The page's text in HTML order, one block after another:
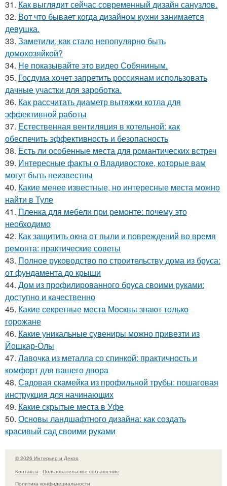
31. Как выглядит сейчас современный дизайн санузлов.
32. Вот что бывает когда дизайном кухни занимается
девушка.
33. Заметили, как стало непопулярно быть
домохозяйкой?
34. Не показывайте это видео Собяниным.
35. Госдума хочет запретить россиянам использовать
дачные участки для зароботка.
36. Как рассчитать диаметр вытяжки котла для
эффективной работы
37. Естественная вентиляция в котельной: как
обеспечить эффективность и безопасность
38. Есть ли особенные места для романтических встреч
39. Интересные факты о Владивостоке, которые вам
могут быть неизвестны
40. Какие менее известные, но интересные места можно
найти в Туле
41. Пленка для мебели при ремонте: почему это
необходимо
42. Как защитить окна от пыли и повреждений во время
ремонта: практические советы
43. Полное руководство по строительству дома из бруса:
от фундамента до крыши
44. Дом из профилированного бруса своими руками:
доступно и качественно
45. Какие секретные места Москвы знают только
горожане
46. Какие уникальные сувениры можно привезти из
Йошкар-Олы
47. Лавочка из металла со спинкой: практичность и
комфорт для вашего двора
48. Садовая скамейка из профильной трубы: пошаговая
инструкция для начинающих
49. Какие скрытые места в Уфе
50. Основы ландшафтного дизайна: как создать
красивый сад своими руками
© 2026 Интерьер и Декор
Контакты
Пользовательское соглашение
Политика конфидециальности